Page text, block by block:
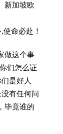
新加坡欧
命必赴！
做这个事
们怎么证
是好人
有任何问
毕竟谁的